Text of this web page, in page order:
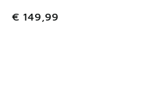
€ 149,99